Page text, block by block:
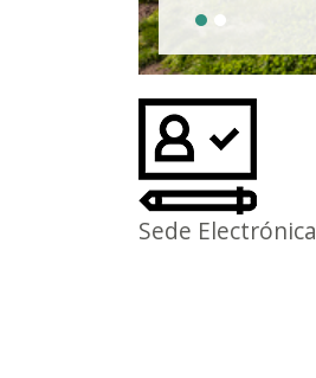
Sede Electrónica